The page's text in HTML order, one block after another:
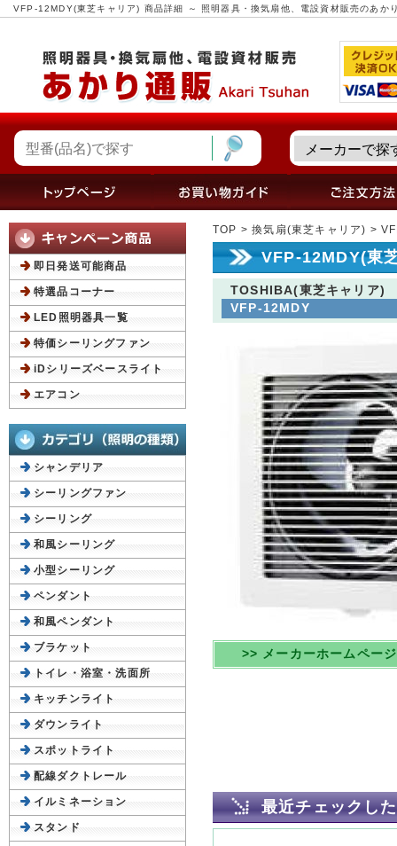
VFP-12MDY(東芝キャリア) 商品詳細 ～ 照明器具・換気扇他、電設資材販売のあか
TOP >換気扇(東芝キャリア) >
VFP-12MDY(東
TOSHIBA(東芝キャリア)
VFP-12MDY
>> メーカーホームペー
最近チェックし
即日発送可能商品
特選品コーナー
LED照明器具一覧
特価シーリングファン
iDシリーズベースライト
エアコン
シャンデリア
シーリングファン
シーリング
和風シーリング
小型シーリング
ペンダント
和風ペンダント
ブラケット
トイレ・浴室・洗面所
キッチンライト
ダウンライト
スポットライト
配線ダクトレール
イルミネーション
スタンド